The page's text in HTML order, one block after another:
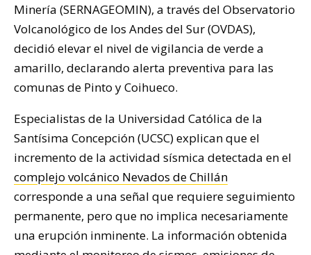
Minería (SERNAGEOMIN), a través del Observatorio
Volcanológico de los Andes del Sur (OVDAS),
decidió elevar el nivel de vigilancia de verde a
amarillo, declarando alerta preventiva para las
comunas de Pinto y Coihueco.
Especialistas de la Universidad Católica de la
Santísima Concepción (UCSC) explican que el
incremento de la actividad sísmica detectada en el
complejo volcánico Nevados de Chillán
corresponde a una señal que requiere seguimiento
permanente, pero que no implica necesariamente
una erupción inminente. La información obtenida